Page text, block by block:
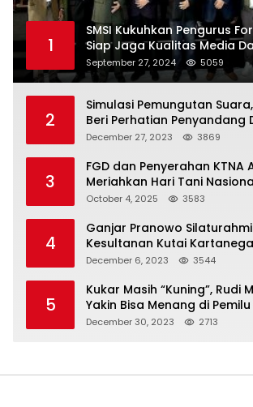
1
SMSI Kukuhkan Pengurus
Siap Jaga Kualitas Media
Indonesia
September 27, 2024 5059
2
Simulasi Pemungutan
Beri Perhatian Penyandang
December 27, 2023 3869
3
FGD dan Penyerahan KTNA
Meriahkan Hari Tani
October 4, 2025 3583
4
Ganjar Pranowo
Kesultanan Kutai
December 6, 2023 3544
5
Kukar Masih “Kuning”, Rudi
Yakin Bisa Menang di
December 30, 2023 2713